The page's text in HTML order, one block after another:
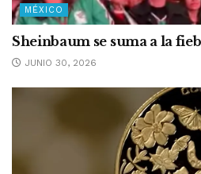
MÉXICO
Sheinbaum se suma a la
JUNIO 30, 2026